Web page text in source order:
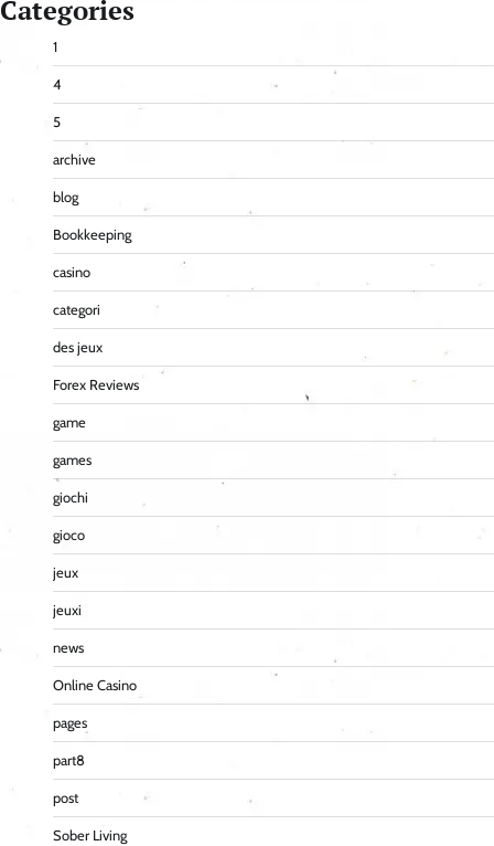
Categories
1
4
5
archive
blog
Bookkeeping
casino
categori
des jeux
Forex Reviews
game
games
giochi
gioco
jeux
jeuxi
news
Online Casino
pages
part8
post
Sober Living